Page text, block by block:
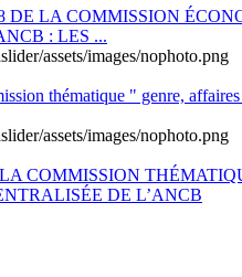
DE LA COMMISSION
: LES ...
thématique " genre,
COMMISSION
DE L’ANCB